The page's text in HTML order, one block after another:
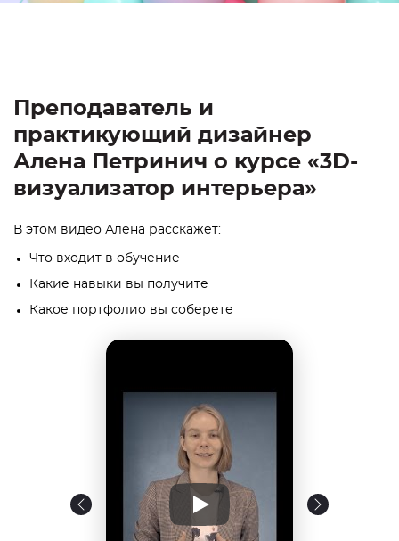
Преподаватель и
практикующий дизайнер
Алена Петринич о курсе «3D-
визуализатор интерьера»
В этом видео Алена расскажет:
Что входит в обучение
Какие навыки вы получите
Какое портфолио вы соберете